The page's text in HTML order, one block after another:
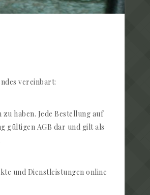
vereinbart:
haben. Jede Bestellung auf
gültigen AGB dar und gilt als
und Dienstleistungen online